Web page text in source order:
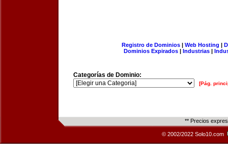
Registro de Dominios| Web Hosting |
Dominios Expirados | Industrias |
Categorías de Dominio:
[Pág.
** Precios
© 2002/2022 Solo10.com